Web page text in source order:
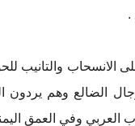
.
والتانيب
الضالع وهم يردون
العربي وفي العمق